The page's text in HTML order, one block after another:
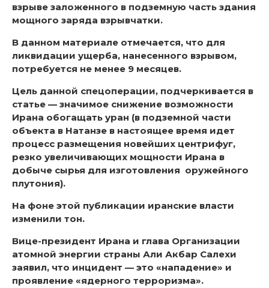
взрыве заложенного в подземную часть здания
мощного заряда взрывчатки.
В данном материале отмечается, что для
ликвидации ущерба, нанесенного взрывом,
потребуется не менее 9 месяцев.
Цель данной спецоперации, подчеркивается в
статье — значимое снижение возможности
Ирана обогащать уран (в подземной части
объекта в Натанзе в настоящее время идет
процесс размещения новейших центрифуг,
резко увеличивающих мощности Ирана в
добыче сырья для изготовления оружейного
плутония).
На фоне этой публикации иранские власти
изменили тон.
Вице-президент Ирана и глава Организации
атомной энергии страны Али Акбар Салехи
заявил, что инцидент — это «нападение» и
проявление «ядерного терроризма».